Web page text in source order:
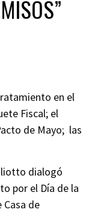
en el
Fiscal; el
de Mayo; las
dialogó
por el Día de la
Casa de